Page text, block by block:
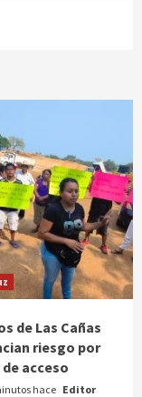
de Las Cañas
riesgo por
acceso
hace Editor